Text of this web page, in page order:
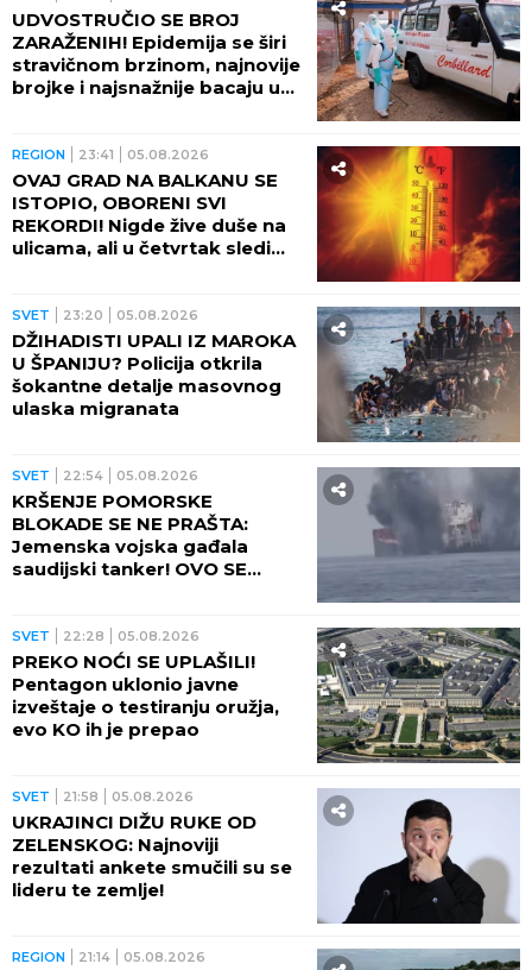
UDVOSTRUČIO SE BROJ
ZARAŽENIH! Epidemija se širi
stravičnom brzinom, najnovije
brojke i najsnažnije bacaju u
REGION 23:41 05.08.2026
OVAJ GRAD NA BALKANU SE
ISTOPIO, OBORENI SVI
REKORDI! Nigde žive duše na
ulicama, ali u četvrtak sledi
SVET 23:20 05.08.2026
DŽIHADISTI UPALI IZ MAROKA
U ŠPANIJU? Policija otkrila
šokantne detalje masovnog
ulaska migranata
SVET 22:54 05.08.2026
KRŠENJE POMORSKE
BLOKADE SE NE PRAŠTA:
Jemenska vojska gađala
saudijski tanker! OVO SE
SVET 22:28 05.08.2026
PREKO NOĆI SE UPLAŠILI!
Pentagon uklonio javne
izveštaje o testiranju oružja,
evo KO ih je prepao
SVET 21:58 05.08.2026
UKRAJINCI DIŽU RUKE OD
ZELENSKOG: Najnoviji
rezultati ankete smučili su se
lideru te zemlje!
REGION 21:14 05.08.2026